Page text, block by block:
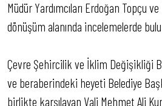
Müdür Yardımcıları Erdoğan Topçu
dönüşüm alanında incelemelerde
Çevre Şehircilik ve İklim Değişikliği
ve beraberindeki heyeti Belediye
birlikte karşılayan Vali Mehmet Ali